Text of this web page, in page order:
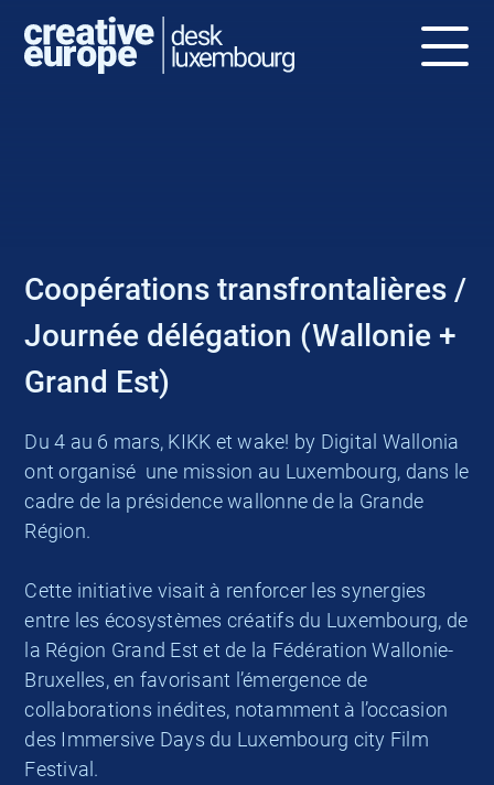
Coopérations transfrontalières /
Journée délégation (Wallonie +
Grand Est)
Du 4 au 6 mars, KIKK et wake! by Digital Wallonia
ont organisé une mission au Luxembourg, dans le
cadre de la présidence wallonne de la Grande
Région.
Cette initiative visait à renforcer les synergies
entre les écosystèmes créatifs du Luxembourg, de
la Région Grand Est et de la Fédération Wallonie-
Bruxelles, en favorisant l’émergence de
collaborations inédites, notamment à l’occasion
des Immersive Days du Luxembourg city Film
Festival.